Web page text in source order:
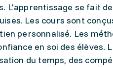
L'apprentissage se fait
Les cours sont
personnalisé. Les
en soi des élèves.
du temps, des